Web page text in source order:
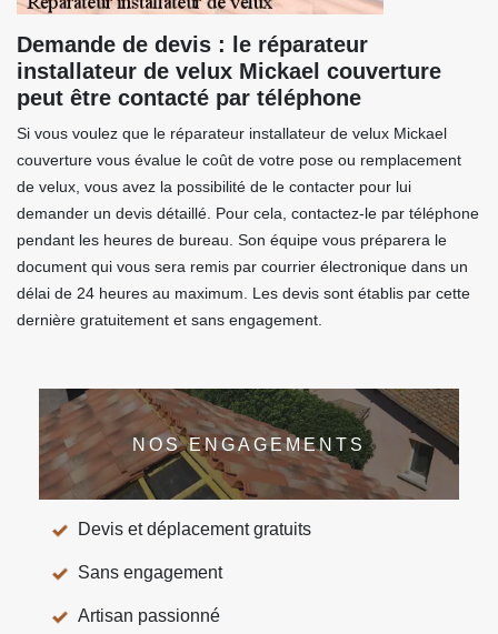
Demande de devis : le réparateur
installateur de velux Mickael couverture
peut être contacté par téléphone
Si vous voulez que le réparateur installateur de velux Mickael
couverture vous évalue le coût de votre pose ou remplacement
de velux, vous avez la possibilité de le contacter pour lui
demander un devis détaillé. Pour cela, contactez-le par téléphone
pendant les heures de bureau. Son équipe vous préparera le
document qui vous sera remis par courrier électronique dans un
délai de 24 heures au maximum. Les devis sont établis par cette
dernière gratuitement et sans engagement.
NOS ENGAGEMENTS
Devis et déplacement gratuits
Sans engagement
Artisan passionné